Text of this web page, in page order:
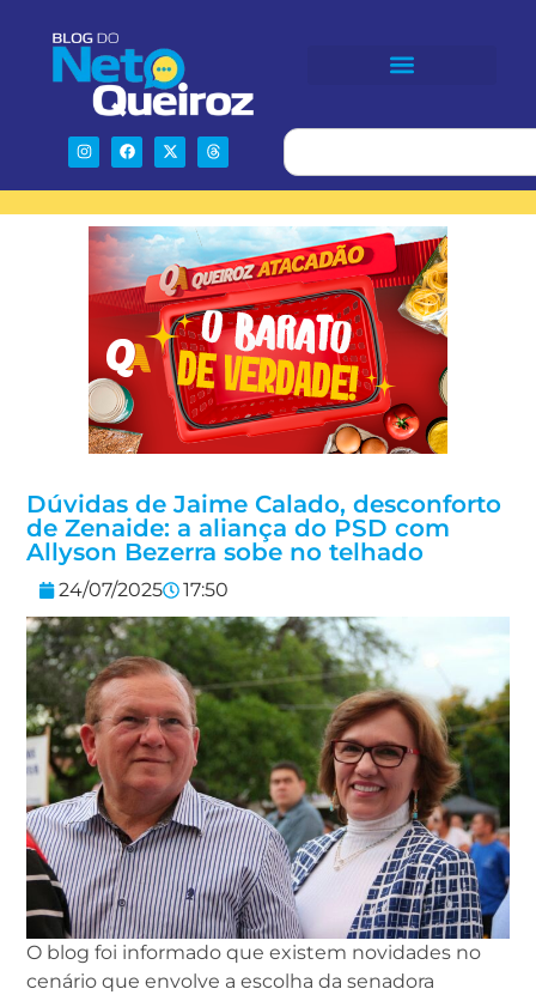
Dúvidas de Jaime Calado, desconforto
de Zenaide: a aliança do PSD com
Allyson Bezerra sobe no telhado
24/07/2025 17:50
O blog foi informado que existem novidades no
cenário que envolve a escolha da senadora